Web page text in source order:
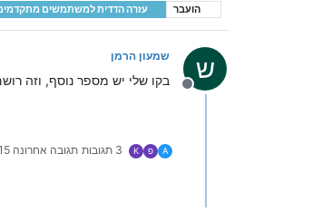
הועבר עזרה הדדית למשתמשים
ש
מנותק
שמעון הרמן
בקו שלי יש מספר נוסף, וזה
A פ K 3 תגובות תגובה אחרונה 15 באוק׳